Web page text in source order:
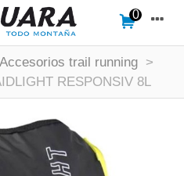
0
Accesorios trail running >
RESPONSIV 8L